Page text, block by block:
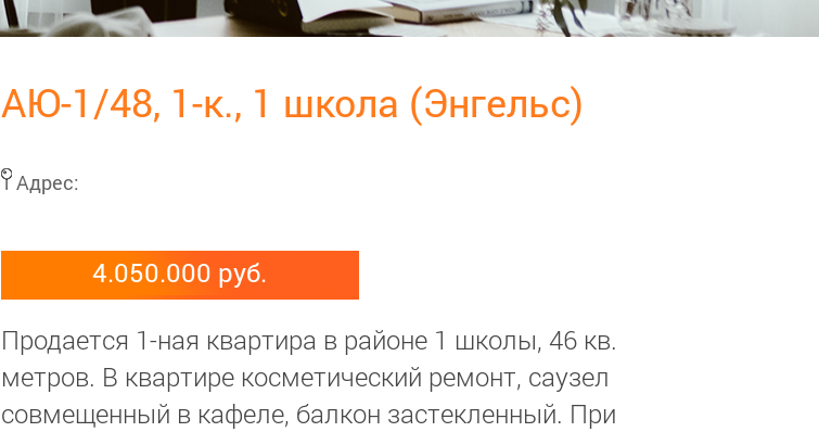
АЮ-1/48, 1-к., 1 школа (Энгельс)
Адрес:
4.050.000 руб.
Продается 1-ная квартира в районе 1 школы, 46 кв.
метров. В квартире косметический ремонт, саузел
совмещенный в кафеле, балкон застекленный. При